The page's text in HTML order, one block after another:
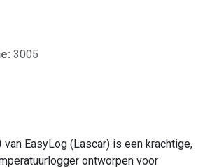
3005
van EasyLog (Lascar) is een krachtige,
ontworpen voor